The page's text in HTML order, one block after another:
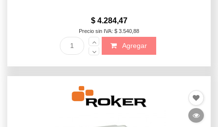
$ 4.284,47
Precio sin IVA: $ 3.540,88
Agregar